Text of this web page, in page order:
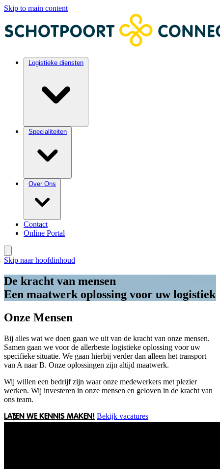
Skip to main content
Logistieke diensten
Specialiteiten
Over Ons
Contact
Online Portal
Skip naar hoofdinhoud
De kracht van mensen
Een maatwerk oplossing voor uw logistiek
Onze Mensen
Bij alles wat we doen gaan we uit van de kracht van onze mensen.
Samen gaan we voor de allerbeste logistieke oplossing voor uw
specifieke situatie. We gaan hierbij verder dan alleen het transport
van A naar B. Onze oplossingen zijn altijd maatwerk.
Wij willen een bedrijf zijn waar onze medewerkers met plezier
werken. Wij investeren in onze mensen en geloven in de kracht van
ons team.
LATEN WE KENNIS MAKEN! Bekijk vacatures